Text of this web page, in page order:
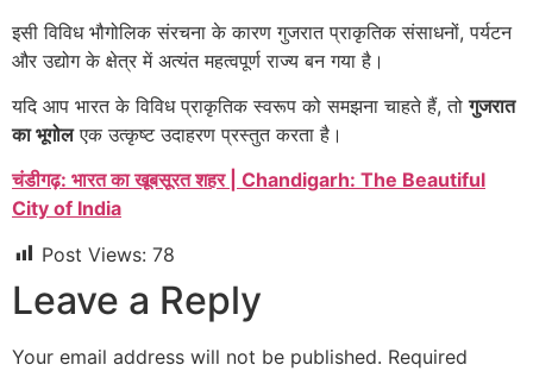
इसी विविध भौगोलिक संरचना के कारण गुजरात प्राकृतिक संसाधनों, पर्यटन
और उद्योग के क्षेत्र में अत्यंत महत्वपूर्ण राज्य बन गया है।
यदि आप भारत के विविध प्राकृतिक स्वरूप को समझना चाहते हैं, तोगुजरात
का भूगोलएक उत्कृष्ट उदाहरण प्रस्तुत करता है।
चंडीगढ़: भारत का खूबसूरत शहर | Chandigarh: The Beautiful
City of India
Post Views: 78
Leave a Reply
Your email address will not be published. Required